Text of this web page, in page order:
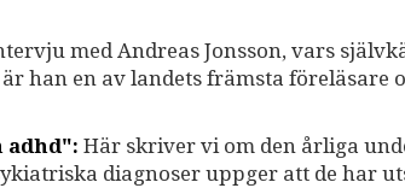
med Andreas Jonsson, vars
han en av landets främsta föreläsare
adhd": Här skriver vi om den årliga
diagnoser uppger att de har